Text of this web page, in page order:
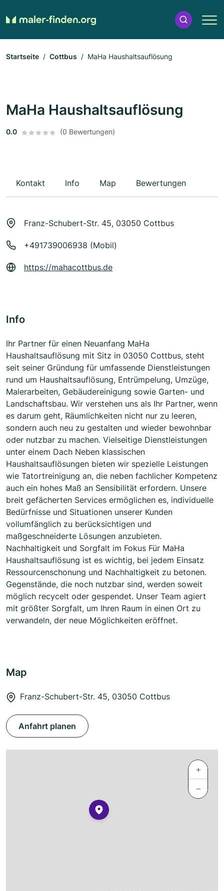
Startseite Cottbus MaHa Haushaltsauflösung
MaHa Haushaltsauflösung
0.0 (0 Bewertungen)
Kontakt Info Map Bewertungen
Franz-Schubert-Str. 45, 03050 Cottbus
+491739006938 (Mobil)
https://mahacottbus.de
Info
Ihr Partner für einen Neuanfang MaHa
Haushaltsauflösung mit Sitz in 03050 Cottbus, steht
seit seiner Gründung für umfassende Dienstleistungen
rund um Haushaltsauflösung, Entrümpelung, Umzüge,
Malerarbeiten, Gebäudereinigung sowie Garten- und
Landschaftsbau. Wir verstehen uns als Ihr Partner, wenn
es darum geht, Räumlichkeiten nicht nur zu leeren,
sondern auch neu zu gestalten und wieder bewohnbar
oder nutzbar zu machen. Vielseitige Dienstleistungen
unter einem Dach Neben klassischen
Haushaltsauflösungen bieten wir spezielle Leistungen
wie Tatortreinigung an, die neben fachlicher Kompetenz
auch ein hohes Maß an Sensibilität erfordern. Unsere
breit gefächerten Services ermöglichen es, individuelle
Bedürfnisse und Situationen unserer Kunden
vollumfänglich zu berücksichtigen und
maßgeschneiderte Lösungen anzubieten.
Nachhaltigkeit und Sorgfalt im Fokus Für MaHa
Haushaltsauflösung ist es wichtig, bei jedem Einsatz
Ressourcenschonung und Nachhaltigkeit zu betonen.
Gegenstände, die noch nutzbar sind, werden soweit
möglich recycelt oder gespendet. Unser Team agiert
mit größter Sorgfalt, um Ihren Raum in einen Ort zu
verwandeln, der neue Möglichkeiten eröffnet.
Map
Franz-Schubert-Str. 45, 03050 Cottbus
Anfahrt planen
+
−